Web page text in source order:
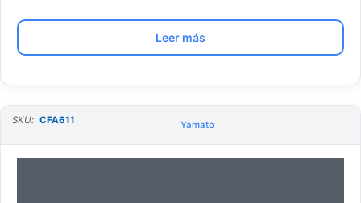
Leer más
SKU: CFA611 Yamato